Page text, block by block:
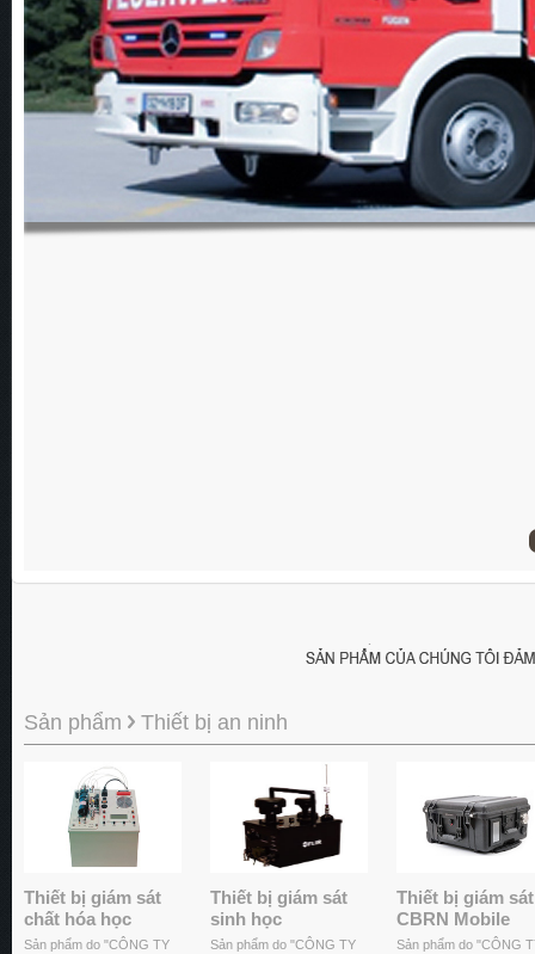
Sản phẩm Thiết bị an ninh
Thiết bị giám sát
chất hóa học
Sản phẩm do "CÔNG TY
Thiết bị giám sát
sinh học
Sản phẩm do "CÔNG TY
Thiết bị giám sát
CBRN Mobile
Sản phẩm do "CÔNG